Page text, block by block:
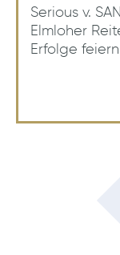
Serious v.
Elmloher
Erfolge